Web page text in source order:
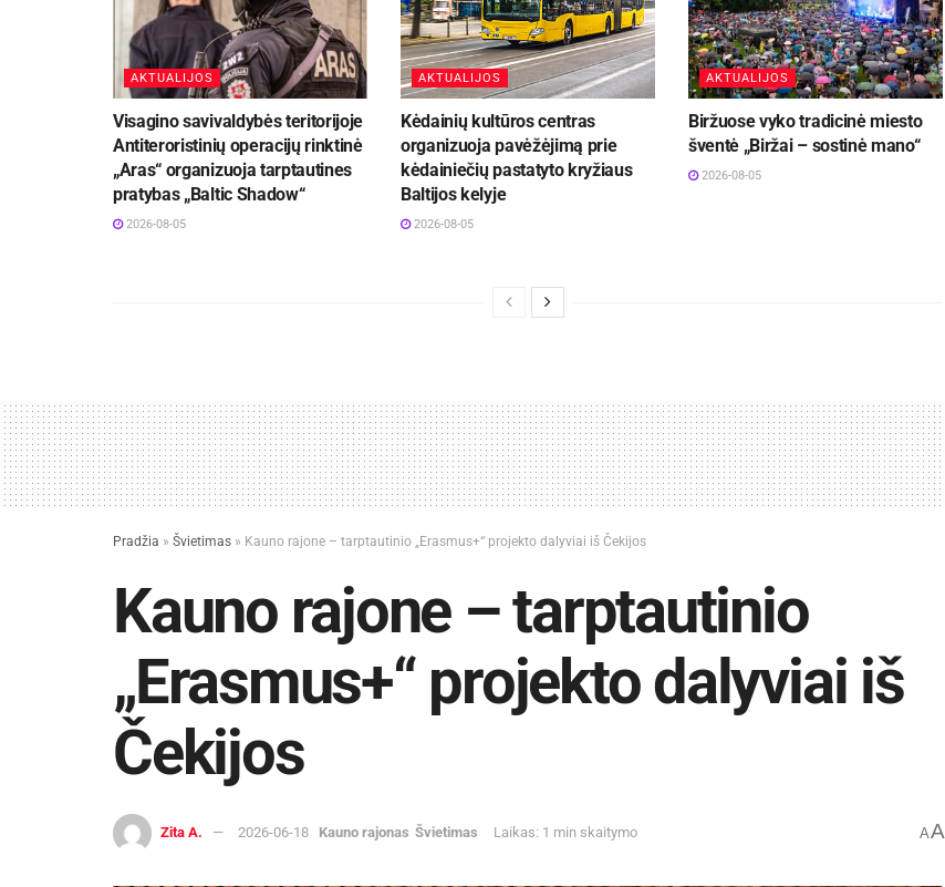
AKTUALIJOS
Visagino savivaldybės teritorijoje
Antiteroristinių operacijų rinktinė
„Aras“ organizuoja tarptautines
pratybas „Baltic Shadow“
2026-08-05
AKTUALIJOS
Kėdainių kultūros centras
organizuoja pavėžėjimą prie
kėdainiečių pastatyto kryžiaus
Baltijos kelyje
2026-08-05
AKTUALIJOS
Biržuose vyko tradicinė miesto
šventė „Biržai – sostinė mano“
2026-08-05
Pradžia » Švietimas » Kauno rajone – tarptautinio „Erasmus+“ projekto dalyviai iš Čekijos
Kauno rajone – tarptautinio
„Erasmus+“ projekto dalyviai iš
Čekijos
Zita A. 2026-06-18 Kauno rajonas Švietimas Laikas: 1 min skaitymo AA